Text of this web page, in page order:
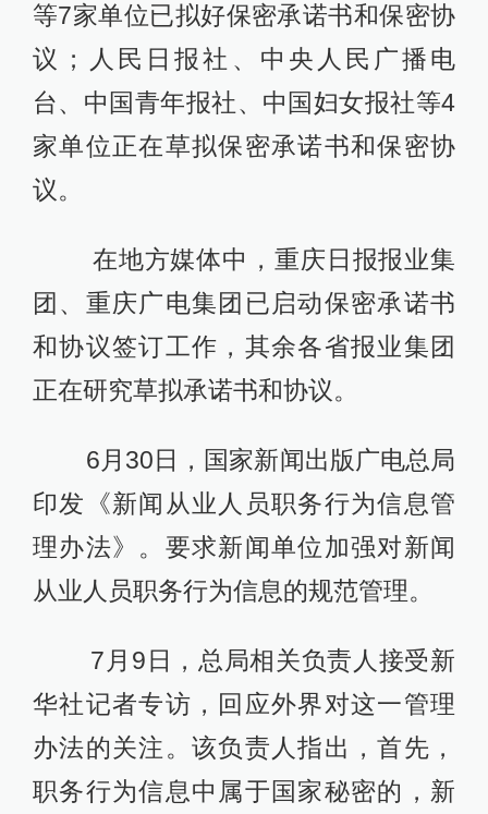
等7家单位已拟好保密承诺书和保密协
议；人民日报社、中央人民广播电
台、中国青年报社、中国妇女报社等4
家单位正在草拟保密承诺书和保密协
议。
在地方媒体中，重庆日报报业集
团、重庆广电集团已启动保密承诺书
和协议签订工作，其余各省报业集团
正在研究草拟承诺书和协议。
6月30日，国家新闻出版广电总局
印发《新闻从业人员职务行为信息管
理办法》。要求新闻单位加强对新闻
从业人员职务行为信息的规范管理。
7月9日，总局相关负责人接受新
华社记者专访，回应外界对这一管理
办法的关注。该负责人指出，首先，
职务行为信息中属于国家秘密的，新